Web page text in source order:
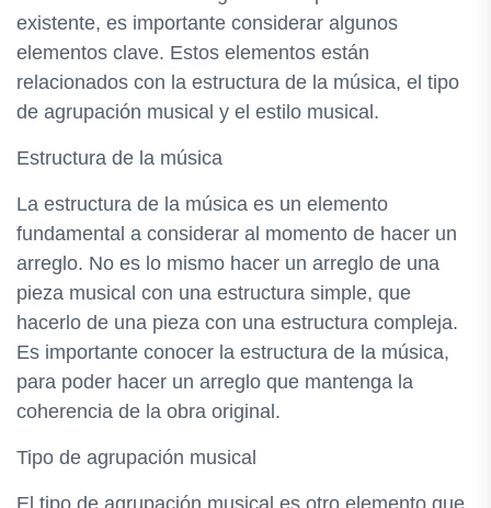
existente, es importante considerar algunos
elementos clave. Estos elementos están
relacionados con la estructura de la música, el tipo
de agrupación musical y el estilo musical.
Estructura de la música
La estructura de la música es un elemento
fundamental a considerar al momento de hacer un
arreglo. No es lo mismo hacer un arreglo de una
pieza musical con una estructura simple, que
hacerlo de una pieza con una estructura compleja.
Es importante conocer la estructura de la música,
para poder hacer un arreglo que mantenga la
coherencia de la obra original.
Tipo de agrupación musical
El tipo de agrupación musical es otro elemento que